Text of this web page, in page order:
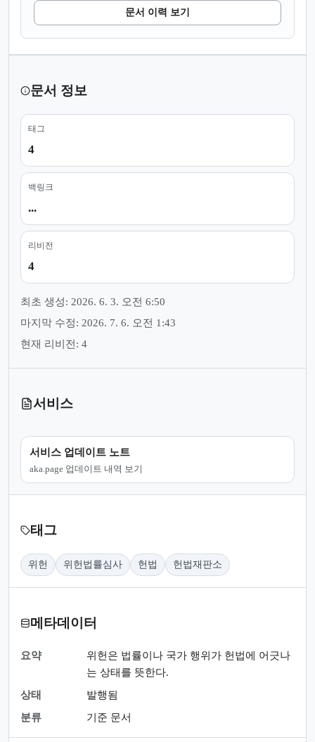
문서 이력 보기
문서 정보
태그
4
백링크
...
리비전
4
최초 생성: 2026. 6. 3. 오전 6:50
마지막 수정: 2026. 7. 6. 오전 1:43
현재 리비전: 4
서비스
서비스 업데이트 노트
aka.page 업데이트 내역 보기
태그
위헌 위헌법률심사 헌법 헌법재판소
메타데이터
요약
위헌은 법률이나 국가 행위가 헌법에 어긋나
는 상태를 뜻한다.
상태
발행됨
분류
기준 문서